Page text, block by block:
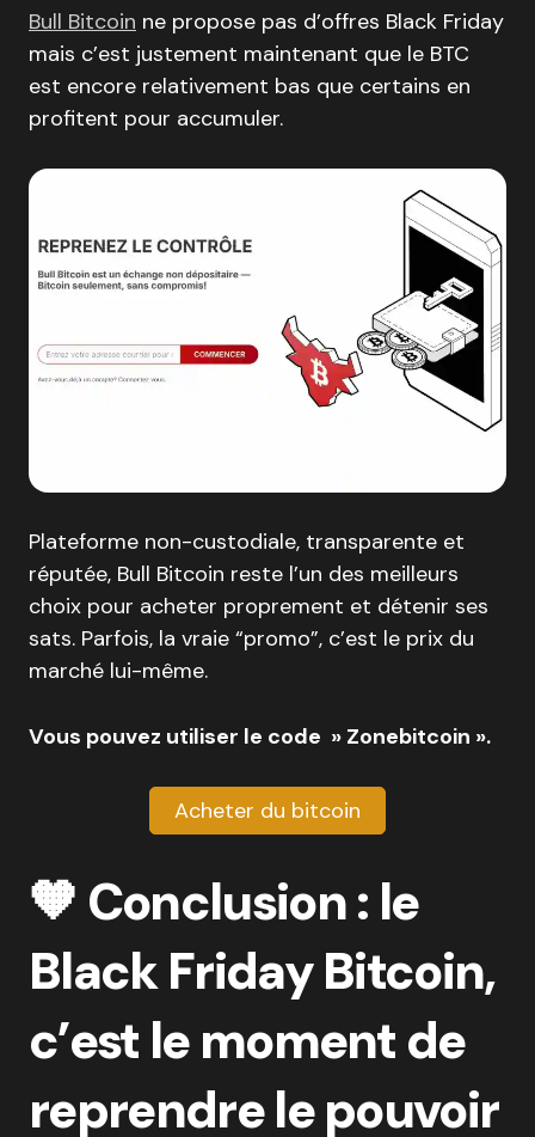
Bull Bitcoin ne propose pas d’offres Black Friday
mais c’est justement maintenant que le BTC
est encore relativement bas que certains en
profitent pour accumuler.
Plateforme non-custodiale, transparente et
réputée, Bull Bitcoin reste l’un des meilleurs
choix pour acheter proprement et détenir ses
sats. Parfois, la vraie “promo”, c’est le prix du
marché lui-même.
Vous pouvez utiliser le code » Zonebitcoin ».
Acheter du bitcoin
🧡 Conclusion : le
Black Friday Bitcoin,
c’est le moment de
reprendre le pouvoir